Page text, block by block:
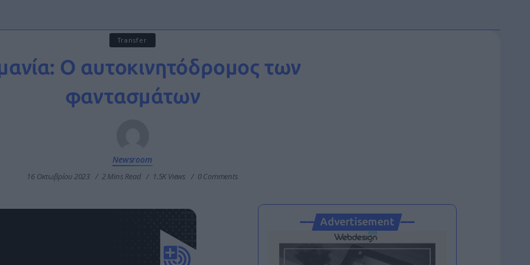
Transfer
Ο αυτοκινητόδρομος των
φαντασμάτων
Newsroom
16 Οκτωβρίου 2023 2 Mins Read 1.5K Views 0 Comments
Advertisement